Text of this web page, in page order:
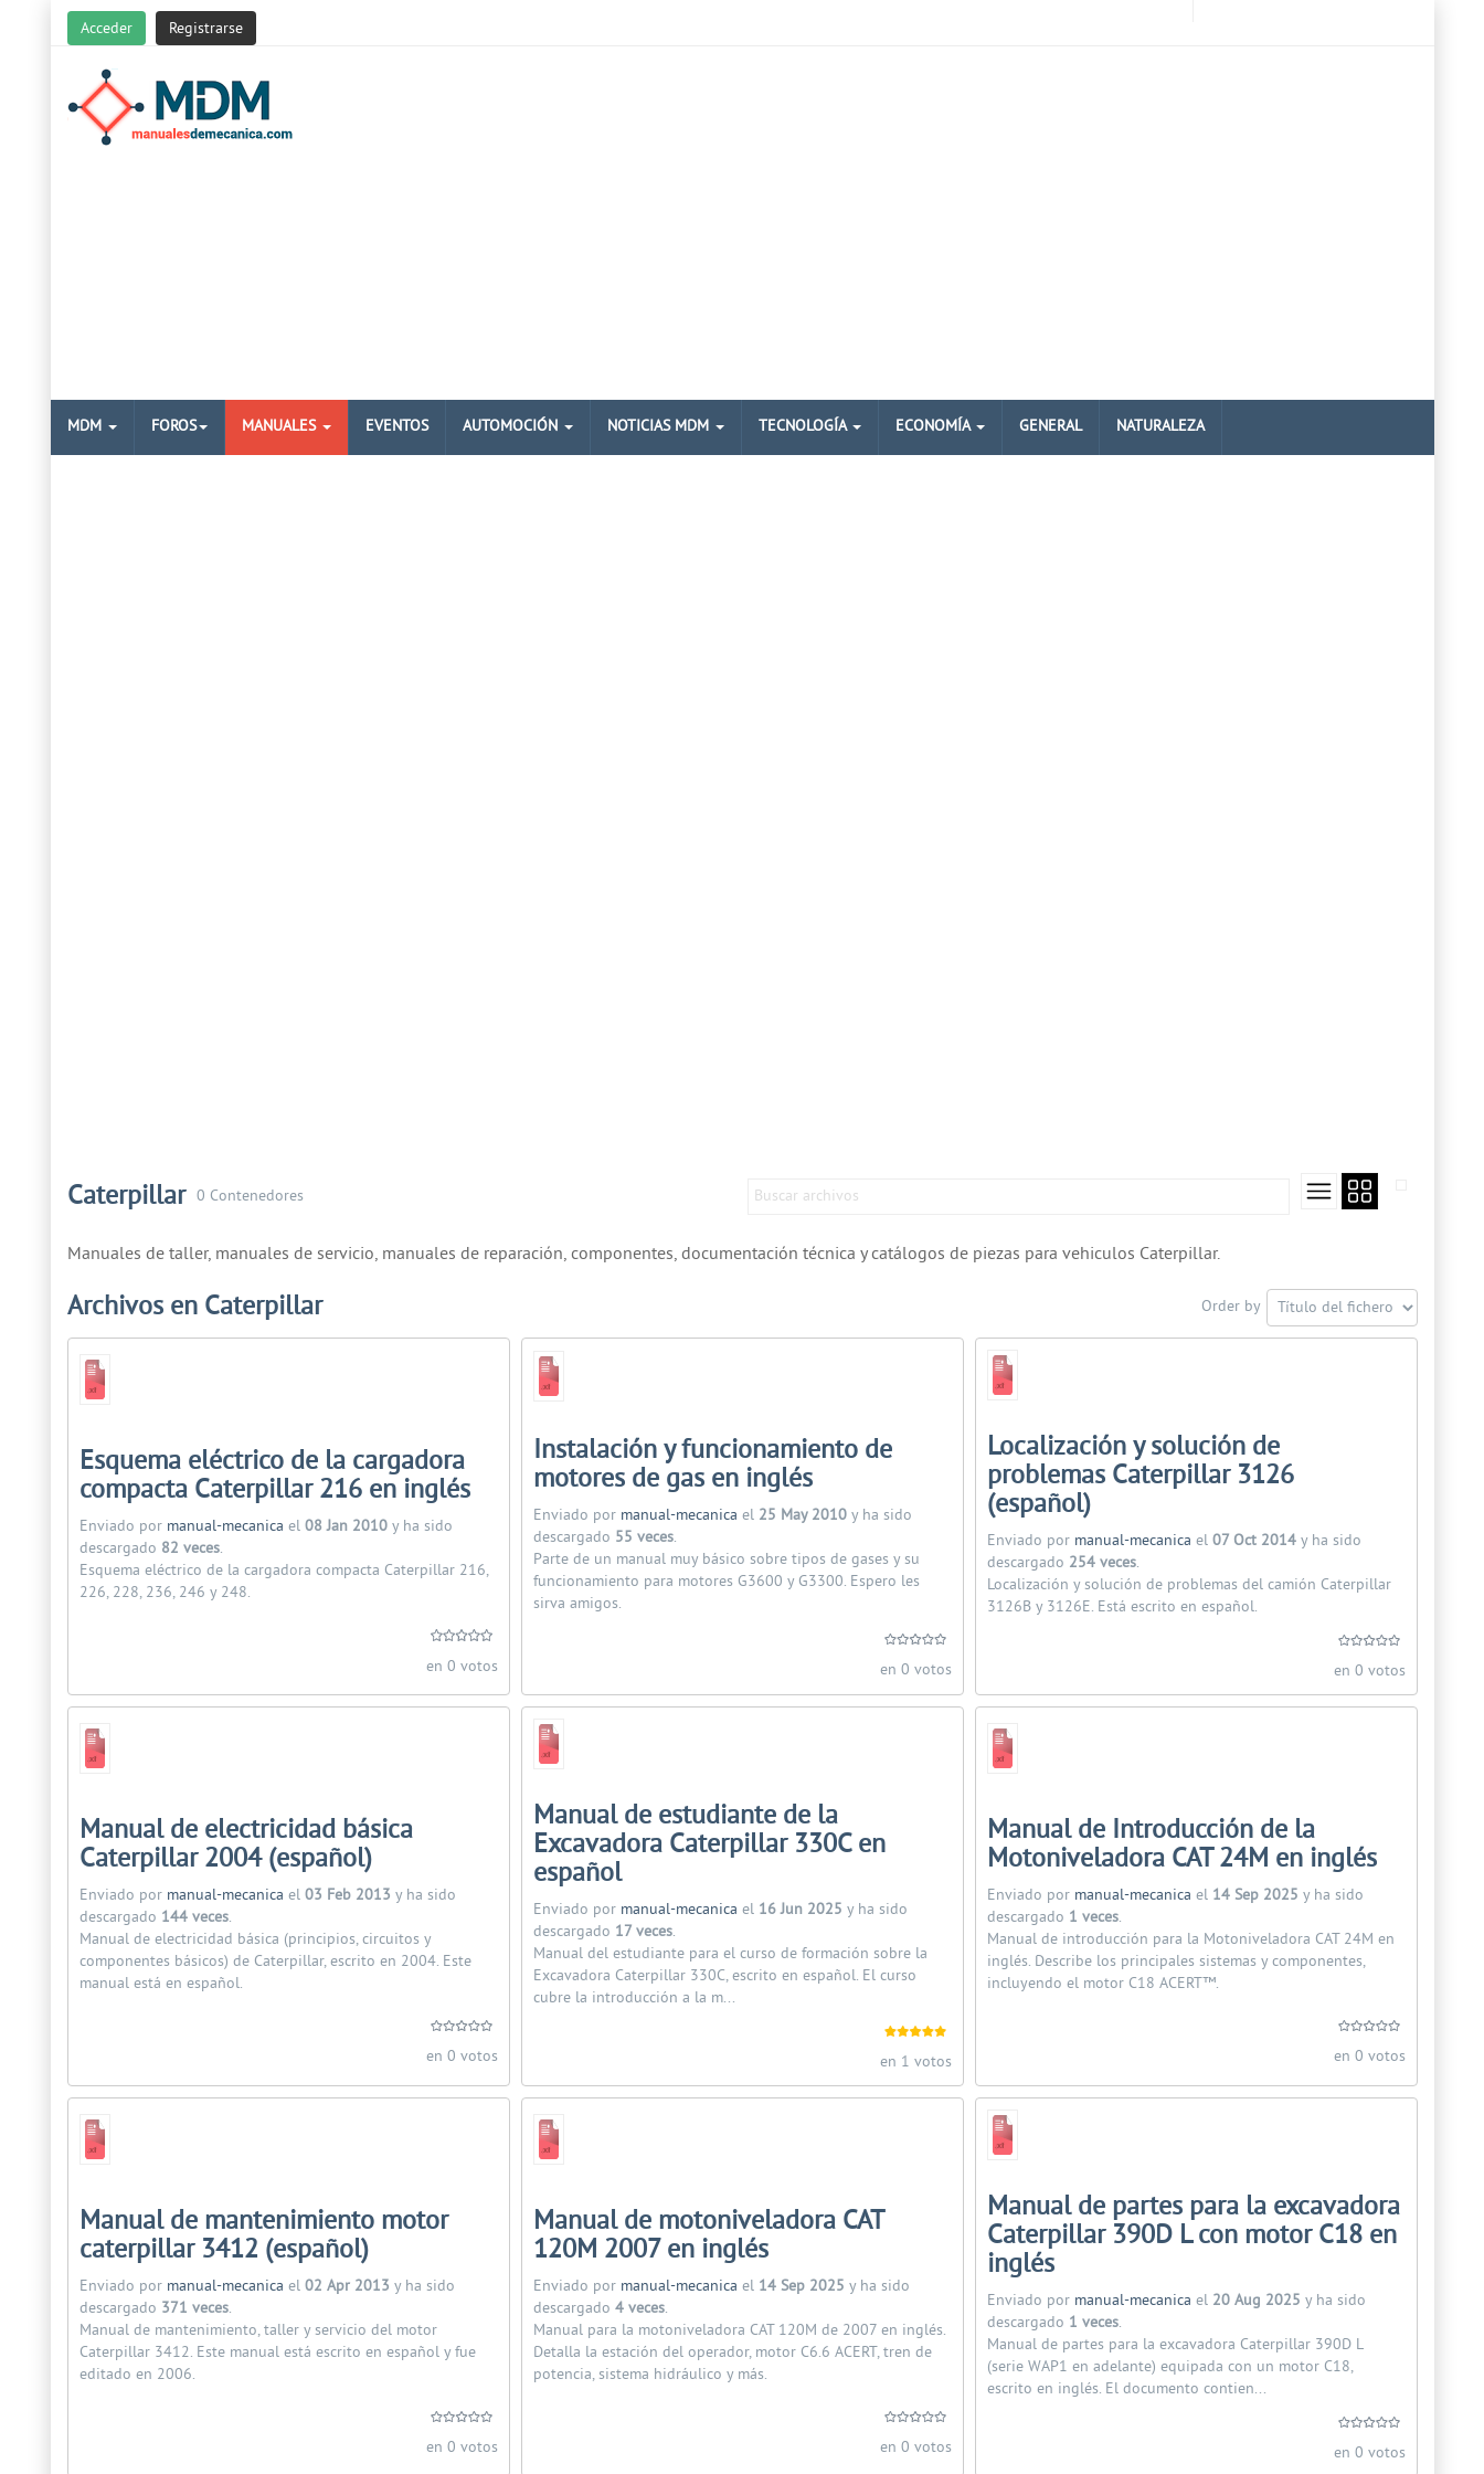
Acceder Registrarse
MDM FOROS MANUALES EVENTOS AUTOMOCIÓN NOTICIAS MDM TECNOLOGÍA ECONOMÍA GENERAL NATURALEZA
Caterpillar 0 Contenedores
Manuales de taller, manuales de servicio, manuales de reparación, componentes, documentación técnica y catálogos de piezas para vehiculos Caterpillar.
Archivos en Caterpillar Order by
Esquema eléctrico de la cargadora
compacta Caterpillar 216 en inglés
Enviado por manual-mecanica el 08 Jan 2010y ha sido
descargado 82 veces.
Esquema eléctrico de la cargadora compacta Caterpillar 216,
226, 228, 236, 246 y 248.
en 0 votos
Instalación y funcionamiento de
motores de gas en inglés
Enviado por manual-mecanica el 25 May 2010y ha sido
descargado 55 veces.
Parte de un manual muy básico sobre tipos de gases y su
funcionamiento para motores G3600 y G3300. Espero les
sirva amigos.
en 0 votos
Localización y solución de
problemas Caterpillar 3126
(español)
Enviado por manual-mecanica el 07 Oct 2014y ha sido
descargado 254 veces.
Localización y solución de problemas del camión Caterpillar
3126B y 3126E. Está escrito en español.
en 0 votos
Manual de electricidad básica
Caterpillar 2004 (español)
Enviado por manual-mecanica el 03 Feb 2013 y ha sido
descargado 144 veces.
Manual de electricidad básica (principios, circuitos y
componentes básicos) de Caterpillar, escrito en 2004. Este
manual está en español.
en 0 votos
Manual de estudiante de la
Excavadora Caterpillar 330C en
español
Enviado por manual-mecanica el 16 Jun 2025 y ha sido
descargado 17 veces.
Manual del estudiante para el curso de formación sobre la
Excavadora Caterpillar 330C, escrito en español. El curso
cubre la introducción a la m...
en 1 votos
Manual de Introducción de la
Motoniveladora CAT 24M en inglés
Enviado por manual-mecanica el 14 Sep 2025 y ha sido
descargado 1 veces.
Manual de introducción para la Motoniveladora CAT 24M en
inglés. Describe los principales sistemas y componentes,
incluyendo el motor C18 ACERT™.
en 0 votos
Manual de mantenimiento motor
caterpillar 3412 (español)
Enviado por manual-mecanica el 02 Apr 2013 y ha sido
descargado 371 veces.
Manual de mantenimiento, taller y servicio del motor
Caterpillar 3412. Este manual está escrito en español y fue
editado en 2006.
en 0 votos
Manual de motoniveladora CAT
120M 2007 en inglés
Enviado por manual-mecanica el 14 Sep 2025 y ha sido
descargado 4 veces.
Manual para la motoniveladora CAT 120M de 2007 en inglés.
Detalla la estación del operador, motor C6.6 ACERT, tren de
potencia, sistema hidráulico y más.
en 0 votos
Manual de partes para la excavadora
Caterpillar 390D L con motor C18 en
inglés
Enviado por manual-mecanica el 20 Aug 2025 y ha sido
descargado 1 veces.
Manual de partes para la excavadora Caterpillar 390D L
(serie WAP1 en adelante) equipada con un motor C18,
escrito en inglés. El documento contien...
en 0 votos